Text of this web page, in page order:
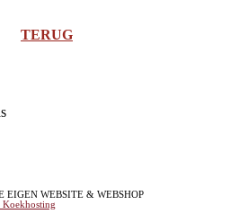
TERUG
EIGEN WEBSITE & WEBSHOP
Koekhosting